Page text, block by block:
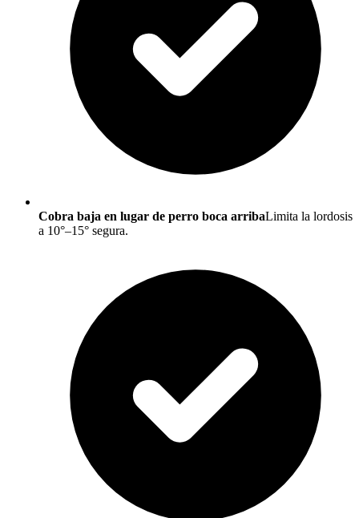
Cobra baja en lugar de perro boca arribaLimita la lordosis
a 10°–15° segura.